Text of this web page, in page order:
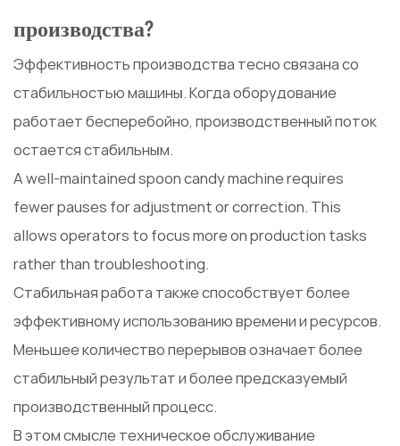
производства?
Эффективность производства тесно связана со
стабильностью машины. Когда оборудование
работает бесперебойно, производственный поток
остается стабильным.
А well-maintained spoon candy machine requires
fewer pauses for adjustment or correction. This
allows operators to focus more on production tasks
rather than troubleshooting.
Стабильная работа также способствует более
эффективному использованию времени и ресурсов.
Меньшее количество перерывов означает более
стабильный результат и более предсказуемый
производственный процесс.
В этом смысле техническое обслуживание